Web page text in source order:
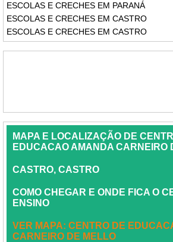
ESCOLAS E CRECHES EM PARANÁ
ESCOLAS E CRECHES EM CASTRO
ESCOLAS E CRECHES EM CASTRO
MAPA E LOCALIZAÇÃO DE
EDUCACAO AMANDA CARNEIRO
CASTRO, CASTRO
COMO CHEGAR E ONDE FICA O
ENSINO
VER MAPA: CENTRO DE
CARNEIRO DE MELLO